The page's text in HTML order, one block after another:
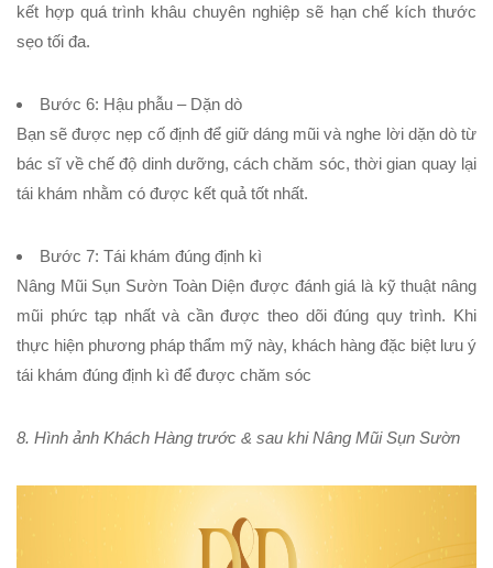
kết hợp quá trình khâu chuyên nghiệp sẽ hạn chế kích thước
sẹo tối đa.
Bước 6: Hậu phẫu – Dặn dò
Bạn sẽ được nẹp cố định để giữ dáng mũi và nghe lời dặn dò từ
bác sĩ về chế độ dinh dưỡng, cách chăm sóc, thời gian quay lại
tái khám nhằm có được kết quả tốt nhất.
Bước 7: Tái khám đúng định kì
Nâng Mũi Sụn Sườn Toàn Diện được đánh giá là kỹ thuật nâng
mũi phức tạp nhất và cần được theo dõi đúng quy trình. Khi
thực hiện phương pháp thẩm mỹ này, khách hàng đặc biệt lưu ý
tái khám đúng định kì để được chăm sóc
8. Hình ảnh Khách Hàng trước & sau khi Nâng Mũi Sụn Sườn